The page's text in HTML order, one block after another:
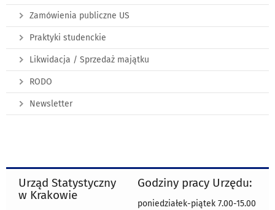
Zamówienia publiczne US
Praktyki studenckie
Likwidacja / Sprzedaż majątku
RODO
Newsletter
Urząd Statystyczny
w Krakowie
Godziny pracy Urzędu:
poniedziałek-piątek 7.00-15.00